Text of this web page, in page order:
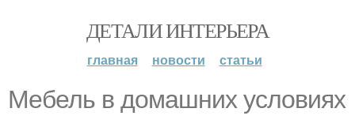
ДЕТАЛИ ИНТЕРЬЕРА
главная новости статьи
Мебель в домашних условиях